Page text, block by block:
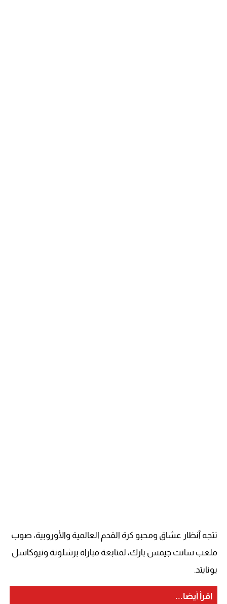
تتجه آنظار عشاق ومحبو كرة القدم العالمية والأوروبية، صوب
ملعب سانت جيمس بارك، لمتابعة مباراة برشلونة ونيوكاسل
يونايتد.
اقرأ أيضا...